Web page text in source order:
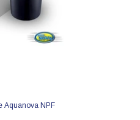
Aquanova NPF